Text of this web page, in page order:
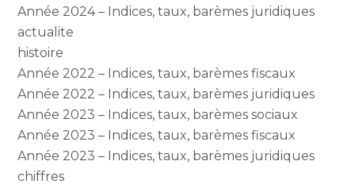
Année 2024 – Indices, taux, barèmes juridiques
actualite
histoire
Année 2022 – Indices, taux, barèmes fiscaux
Année 2022 – Indices, taux, barèmes juridiques
Année 2023 – Indices, taux, barèmes sociaux
Année 2023 – Indices, taux, barèmes fiscaux
Année 2023 – Indices, taux, barèmes juridiques
chiffres